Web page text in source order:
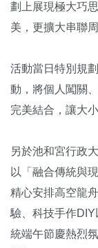
劃上展現極大巧
美，更擴大串聯
活動當日特別規
動，將個人闖關
完美結合，讓大
另於池和宮行政
以「融合傳統與
精心安排高空龍
驗、科技手作
統端午節慶熱烈